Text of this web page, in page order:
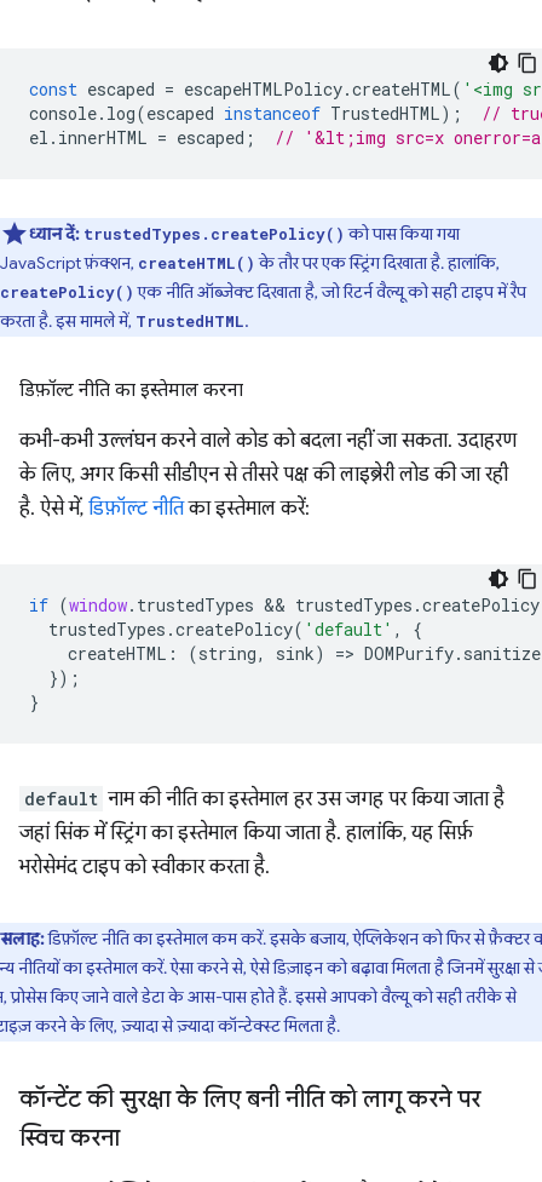
const escaped = escapeHTMLPolicy.createHTML( '<img
console. log(escaped instanceof TrustedHTML);
//
el . innerHTML = escaped ; // '&lt;img src=x
ध्यान दें: trustedTypes.createPolicy() को पास किया गया
JavaScript फ़ंक्शन, createHTML() के तौर पर एक स्ट्रिंग दिखाता है. हालांकि,
createPolicy() एक नीति ऑब्जेक्ट दिखाता है, जो रिटर्न वैल्यू को सही टाइप में रैप
करता है. इस मामले में, TrustedHTML.
डिफ़ॉल्ट नीति का इस्तेमाल करना
कभी-कभी उल्लंघन करने वाले कोड को बदला नहीं जा सकता. उदाहरण
के लिए, अगर किसी सीडीएन से तीसरे पक्ष की लाइब्रेरी लोड की जा रही
है. ऐसे में, डिफ़ॉल्ट नीतिका इस्तेमाल करें:
if (window. trustedTypes && trustedTypes .createPolicy
trustedTypes .createPolicy( 'default' ,
{
createHTML : (string, sink) => DOMPurify. sanitize
});
}
default नाम की नीति का इस्तेमाल हर उस जगह पर किया जाता है
जहां सिंक में स्ट्रिंग का इस्तेमाल किया जाता है. हालांकि, यह सिर्फ़
भरोसेमंद टाइप को स्वीकार करता है.
सलाह:डिफ़ॉल्ट नीति का इस्तेमाल कम करें. इसके बजाय, ऐप्लिकेशन को फिर से
नीतियों का इस्तेमाल करें. ऐसा करने से, ऐसे डिज़ाइन को बढ़ावा मिलता है जिनमें सुरक्षा
प्रोसेस किए जाने वाले डेटा के आस-पास होते हैं. इससे आपको वैल्यू को सही तरीके से
करने के लिए, ज़्यादा से ज़्यादा कॉन्टेक्स्ट मिलता है.
कॉन्टेंट की सुरक्षा के लिए बनी नीति को लागू करने पर
स्विच करना